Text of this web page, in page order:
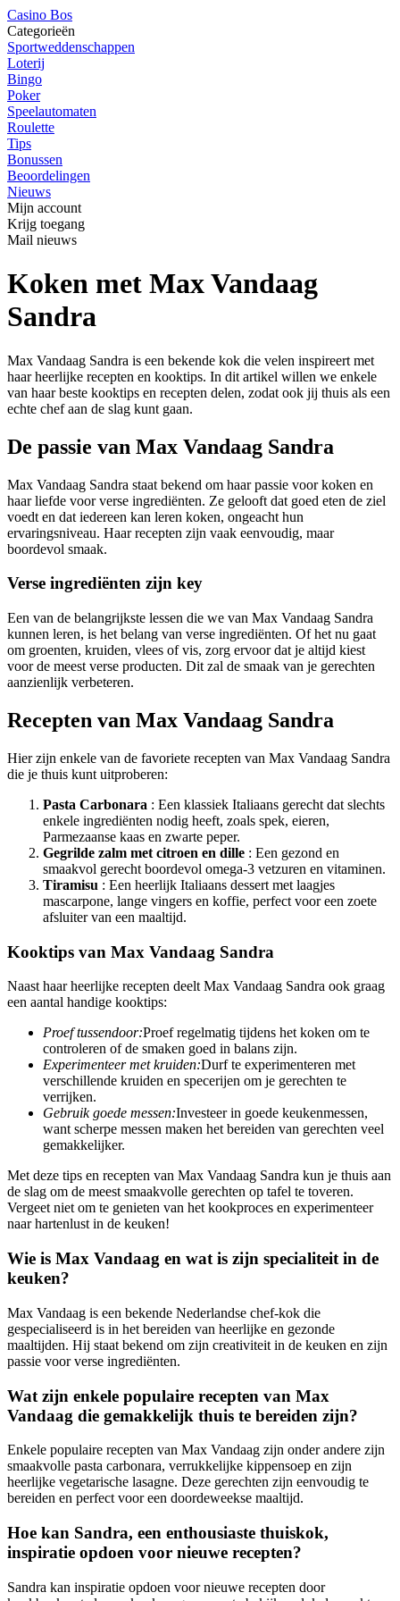
Casino Bos
Categorieën
Sportweddenschappen
Loterij
Bingo
Poker
Speelautomaten
Roulette
Tips
Bonussen
Beoordelingen
Nieuws
Mijn account
Krijg toegang
Mail nieuws
Koken met Max Vandaag
Sandra
Max Vandaag Sandra is een bekende kok die velen inspireert met
haar heerlijke recepten en kooktips. In dit artikel willen we enkele
van haar beste kooktips en recepten delen, zodat ook jij thuis als een
echte chef aan de slag kunt gaan.
De passie van Max Vandaag Sandra
Max Vandaag Sandra staat bekend om haar passie voor koken en
haar liefde voor verse ingrediënten. Ze gelooft dat goed eten de ziel
voedt en dat iedereen kan leren koken, ongeacht hun
ervaringsniveau. Haar recepten zijn vaak eenvoudig, maar
boordevol smaak.
Verse ingrediënten zijn key
Een van de belangrijkste lessen die we van Max Vandaag Sandra
kunnen leren, is het belang van verse ingrediënten. Of het nu gaat
om groenten, kruiden, vlees of vis, zorg ervoor dat je altijd kiest
voor de meest verse producten. Dit zal de smaak van je gerechten
aanzienlijk verbeteren.
Recepten van Max Vandaag Sandra
Hier zijn enkele van de favoriete recepten van Max Vandaag Sandra
die je thuis kunt uitproberen:
Pasta Carbonara : Een klassiek Italiaans gerecht dat slechts
enkele ingrediënten nodig heeft, zoals spek, eieren,
Parmezaanse kaas en zwarte peper.
Gegrilde zalm met citroen en dille : Een gezond en
smaakvol gerecht boordevol omega-3 vetzuren en vitaminen.
Tiramisu : Een heerlijk Italiaans dessert met laagjes
mascarpone, lange vingers en koffie, perfect voor een zoete
afsluiter van een maaltijd.
Kooktips van Max Vandaag Sandra
Naast haar heerlijke recepten deelt Max Vandaag Sandra ook graag
een aantal handige kooktips:
Proef tussendoor:Proef regelmatig tijdens het koken om te
controleren of de smaken goed in balans zijn.
Experimenteer met kruiden:Durf te experimenteren met
verschillende kruiden en specerijen om je gerechten te
verrijken.
Gebruik goede messen:Investeer in goede keukenmessen,
want scherpe messen maken het bereiden van gerechten veel
gemakkelijker.
Met deze tips en recepten van Max Vandaag Sandra kun je thuis aan
de slag om de meest smaakvolle gerechten op tafel te toveren.
Vergeet niet om te genieten van het kookproces en experimenteer
naar hartenlust in de keuken!
Wie is Max Vandaag en wat is zijn specialiteit in de
keuken?
Max Vandaag is een bekende Nederlandse chef-kok die
gespecialiseerd is in het bereiden van heerlijke en gezonde
maaltijden. Hij staat bekend om zijn creativiteit in de keuken en zijn
passie voor verse ingrediënten.
Wat zijn enkele populaire recepten van Max
Vandaag die gemakkelijk thuis te bereiden zijn?
Enkele populaire recepten van Max Vandaag zijn onder andere zijn
smaakvolle pasta carbonara, verrukkelijke kippensoep en zijn
heerlijke vegetarische lasagne. Deze gerechten zijn eenvoudig te
bereiden en perfect voor een doordeweekse maaltijd.
Hoe kan Sandra, een enthousiaste thuiskok,
inspiratie opdoen voor nieuwe recepten?
Sandra kan inspiratie opdoen voor nieuwe recepten door